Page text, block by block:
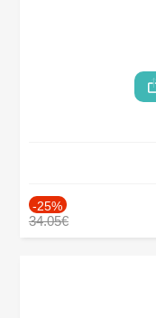
-25%
34.05€